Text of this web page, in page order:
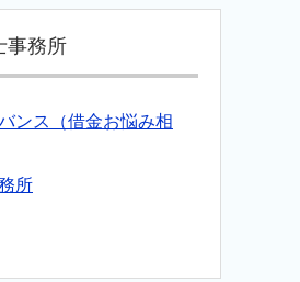
事務所
ンス（借金お悩み相
所